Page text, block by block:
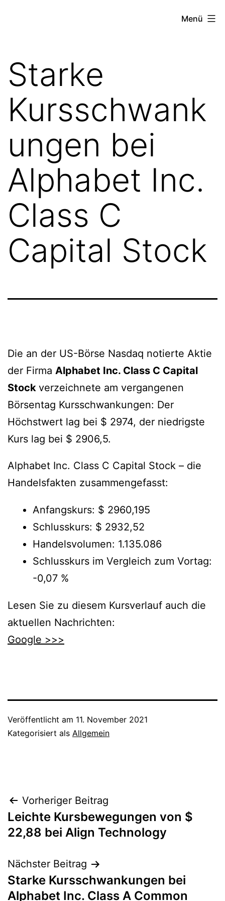
project
Menü
Starke
Kursschwank
ungen bei
Alphabet Inc.
Class C
Capital Stock
Die an der US-Börse Nasdaq notierte Aktie
der Firma Alphabet Inc. Class C Capital
Stock verzeichnete am vergangenen
Börsentag Kursschwankungen: Der
Höchstwert lag bei $ 2974, der niedrigste
Kurs lag bei $ 2906,5.
Alphabet Inc. Class C Capital Stock – die
Handelsfakten zusammengefasst:
Anfangskurs: $ 2960,195
Schlusskurs: $ 2932,52
Handelsvolumen: 1.135.086
Schlusskurs im Vergleich zum Vortag:
-0,07 %
Lesen Sie zu diesem Kursverlauf auch die
aktuellen Nachrichten:
Google >>>
Veröffentlicht am 11. November 2021
Kategorisiert als Allgemein
Beitragsnavigation
Vorheriger Beitrag
Leichte Kursbewegungen von $
22,88 bei Align Technology
Nächster Beitrag
Starke Kursschwankungen bei
Alphabet Inc. Class A Common